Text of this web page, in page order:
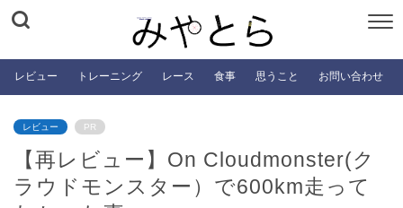
レビュー トレーニング レース 食事 思うこと お問い合わせ
レビュー PR
【再レビュー】On Cloudmonster(ク
ラウドモンスター）で600km走って